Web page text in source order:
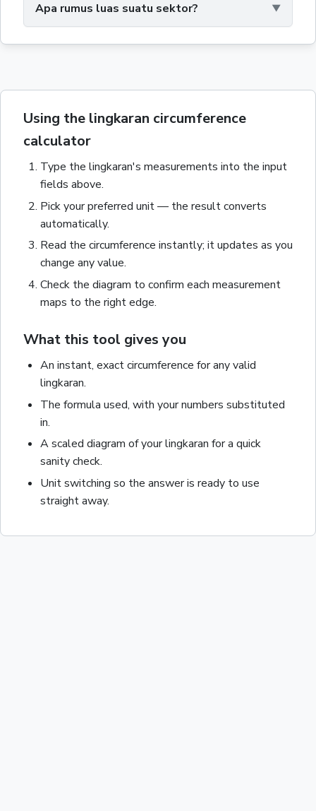
Apa rumus luas suatu sektor?
Using the lingkaran circumference
calculator
Type the lingkaran's measurements into the input
fields above.
Pick your preferred unit — the result converts
automatically.
Read the circumference instantly; it updates as you
change any value.
Check the diagram to confirm each measurement
maps to the right edge.
What this tool gives you
An instant, exactcircumference for any valid
lingkaran.
The formula used, with your numbers substituted
in.
A scaled diagram of yourlingkaran for a quick
sanity check.
Unit switching so the answer is ready to use
straight away.